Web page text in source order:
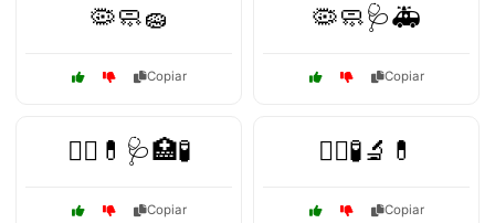
🦠🧼🧽
Copiar
🦠🧼🩺🚑
Copiar
🧑‍⚕️💊🩺🏥🧪
Copiar
🧑‍⚕️🧪🔬💊
Copiar